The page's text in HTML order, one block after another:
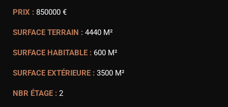
PRIX : 850000 €
SURFACE TERRAIN : 4440 M²
SURFACE HABITABLE : 600 M²
SURFACE EXTÉRIEURE : 3500 M²
NBR ÉTAGE : 2